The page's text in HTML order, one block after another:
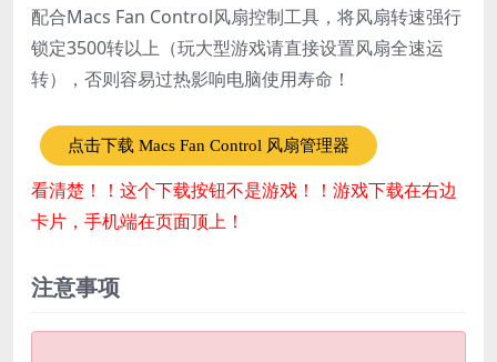
配合Macs Fan Control风扇控制工具，将风扇转速强行
锁定3500转以上（玩大型游戏请直接设置风扇全速运
转），否则容易过热影响电脑使用寿命！
点击下载 Macs Fan Control 风扇管理器
看清楚！！这个下载按钮不是游戏！！游戏下载在右边
卡片，手机端在页面顶上！
注意事项